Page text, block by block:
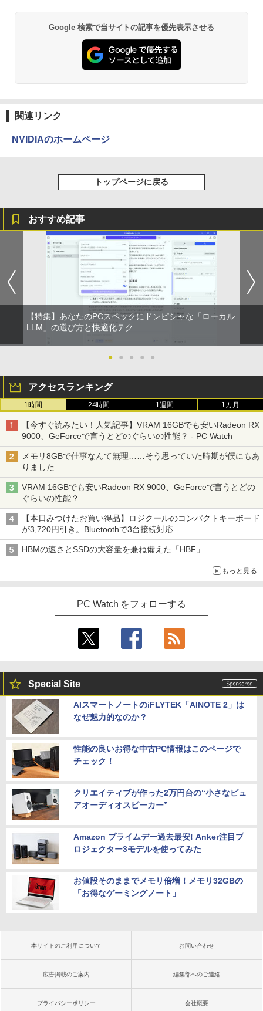
Google 検索で当サイトの記事を優先表示させる
関連リンク
NVIDIAのホームページ
トップページに戻る
おすすめ記事
【特集】あなたのPCスペックにドンピシャな「ローカル
LLM」の選び方と快適化テク
● ● ● ● ●
アクセスランキング
1時間 24時間 1週間 1カ月
【今すぐ読みたい！人気記事】VRAM 16GBでも安いRadeon RX
9000、GeForceで言うとどのぐらいの性能？ - PC Watch
メモリ8GBで仕事なんて無理……そう思っていた時期が僕にもあ
りました
VRAM 16GBでも安いRadeon RX 9000、GeForceで言うとどの
ぐらいの性能？
【本日みつけたお買い得品】ロジクールのコンパクトキーボード
が3,720円引き。Bluetoothで3台接続対応
HBMの速さとSSDの大容量を兼ね備えた「HBF」
もっと見る
PC Watch をフォローする
Special Site
AIスマートノートのiFLYTEK「AINOTE 2」は
なぜ魅力的なのか？
性能の良いお得な中古PC情報はこのページで
チェック！
クリエイティブが作った2万円台の“小さなピュ
アオーディオスピーカー”
Amazon プライムデー過去最安! Anker注目プ
ロジェクター3モデルを使ってみた
お値段そのままでメモリ倍増！メモリ32GBの
「お得なゲーミングノート」
本サイトのご利用について お問い合わせ
広告掲載のご案内 編集部へのご連絡
プライバシーポリシー 会社概要